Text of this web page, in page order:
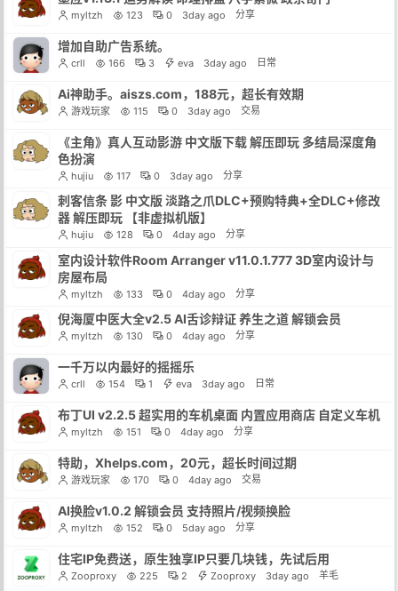
myltzh 123 0 3day ago 分享
增加自助广告系统。
crll 166 3 eva 3day ago 日常
Ai神助手。aiszs.com，188元，超长有效期
游戏玩家 115 0 3day ago 交易
《主角》真人互动影游 中文版下载 解压即玩 多结局深度角
色扮演
hujiu 117 0 3day ago 分享
刺客信条 影 中文版 淡路之爪DLC+预购特典+全DLC+修改
器 解压即玩 【非虚拟机版】
hujiu 128 0 4day ago 分享
室内设计软件Room Arranger v11.0.1.777 3D室内设计与
房屋布局
myltzh 133 0 4day ago 分享
倪海厦中医大全v2.5 AI舌诊辩证 养生之道 解锁会员
myltzh 130 0 4day ago 分享
一千万以内最好的摇摇乐
crll 154 1 eva 3day ago 日常
布丁UI v2.2.5 超实用的车机桌面 内置应用商店 自定义车机
myltzh 151 0 4day ago 分享
特助，Xhelps.com，20元，超长时间过期
游戏玩家 170 0 4day ago 交易
AI换脸v1.0.2 解锁会员 支持照片/视频换脸
myltzh 152 0 5day ago 分享
住宅IP免费送，原生独享IP只要几块钱，先试后用
Zooproxy 225 2 Zooproxy 3day ago 羊毛